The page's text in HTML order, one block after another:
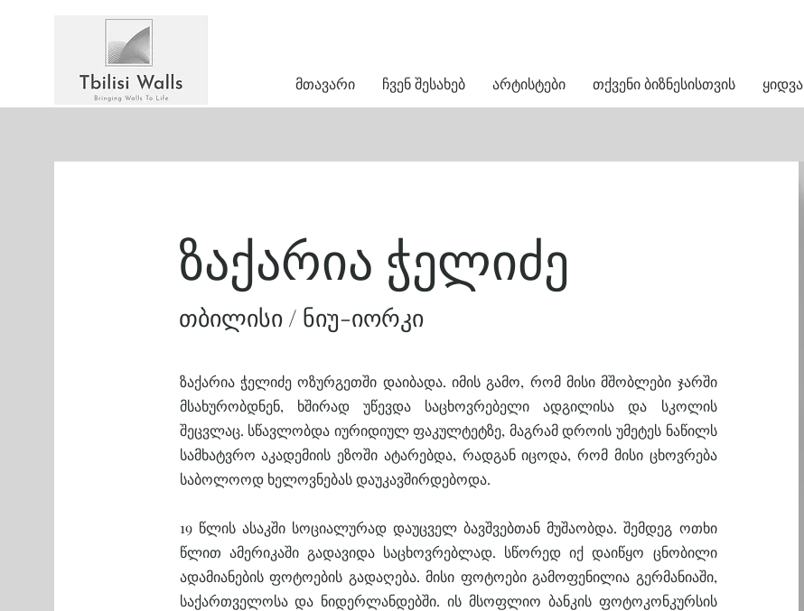
მთავარი ჩვენ შესახებ არტისტები თქვენი ბიზნესისთვის ყიდვა
ზაქარია ჭელიძე
თბილისი / ნიუ-იორკი
ზაქარია ჭელიძე ოზურგეთში დაიბადა. იმის გამო, რომ მისი მშობლები ჯარში
მსახურობდნენ, ხშირად უწევდა საცხოვრებელი ადგილისა და სკოლის
შეცვლაც. სწავლობდა იურიდიულ ფაკულტეტზე, მაგრამ დროის უმეტეს ნაწილს
სამხატვრო აკადემიის ეზოში ატარებდა, რადგან იცოდა, რომ მისი ცხოვრება
საბოლოოდ ხელოვნებას დაუკავშირდებოდა.
19 წლის ასაკში სოციალურად დაუცველ ბავშვებთან მუშაობდა. შემდეგ ოთხი
წლით ამერიკაში გადავიდა საცხოვრებლად. სწორედ იქ დაიწყო ცნობილი
ადამიანების ფოტოების გადაღება. მისი ფოტოები გამოფენილია გერმანიაში,
საქართველოსა და ნიდერლანდებში. ის მსოფლიო ბანკის ფოტოკონკურსის